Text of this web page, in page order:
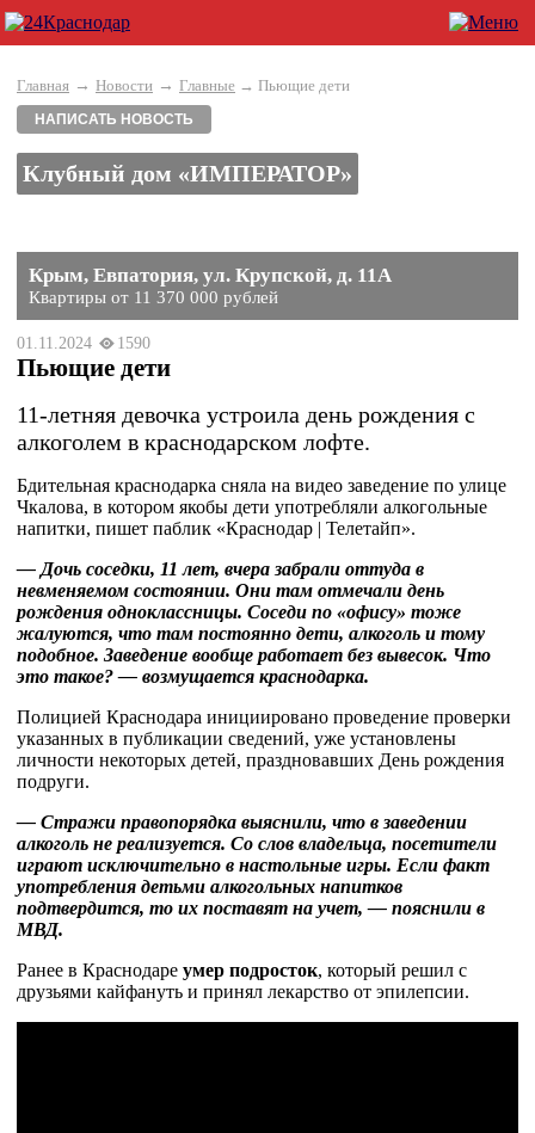
Главная → Новости → Главные → Пьющие дети
НАПИСАТЬ НОВОСТЬ
Клубный дом «ИМПЕРАТОР»
Крым, Евпатория, ул. Крупской, д. 11А
Квартиры от 11 370 000 рублей
01.11.2024 1590
Пьющие дети
11-летняя девочка устроила день рождения с
алкоголем в краснодарском лофте.
Бдительная краснодарка сняла на видео заведение по улице
Чкалова, в котором якобы дети употребляли алкогольные
напитки, пишет паблик «Краснодар | Телетайп».
— Дочь соседки, 11 лет, вчера забрали оттуда в
невменяемом состоянии. Они там отмечали день
рождения одноклассницы. Соседи по «офису» тоже
жалуются, что там постоянно дети, алкоголь и тому
подобное. Заведение вообще работает без вывесок. Что
это такое? — возмущается краснодарка.
Полицией Краснодара инициировано проведение проверки
указанных в публикации сведений, уже установлены
личности некоторых детей, праздновавших День рождения
подруги.
— Стражи правопорядка выяснили, что в заведении
алкоголь не реализуется. Со слов владельца, посетители
играют исключительно в настольные игры. Если факт
употребления детьми алкогольных напитков
подтвердится, то их поставят на учет, — пояснили в
МВД.
Ранее в Краснодаре умер подросток, который решил с
друзьями кайфануть и принял лекарство от эпилепсии.